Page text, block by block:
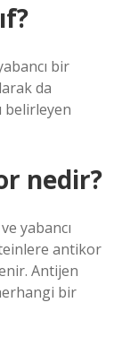
bir
da
belirleyen
nedir?
yabancı
antikor
Antijen
bir